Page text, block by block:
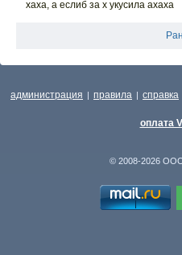
хаха, а еслиб за х укусила ахаха
администрация | правила | справка
оплата
© 2008-2026